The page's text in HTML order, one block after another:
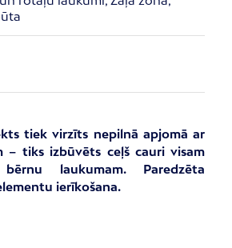
tiek virzīts nepilnā apjomā ar
– tiks izbūvēts ceļš cauri visam
laukumam. Paredzēta
ierīkošana.